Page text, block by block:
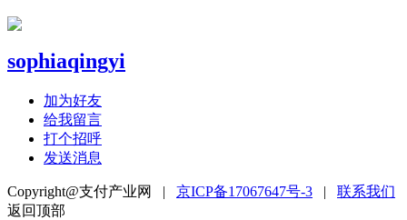
sophiaqingyi
加为好友
给我留言
打个招呼
发送消息
Copyright@支付产业网 | 京ICP备17067647号-3 | 联系我们
返回顶部